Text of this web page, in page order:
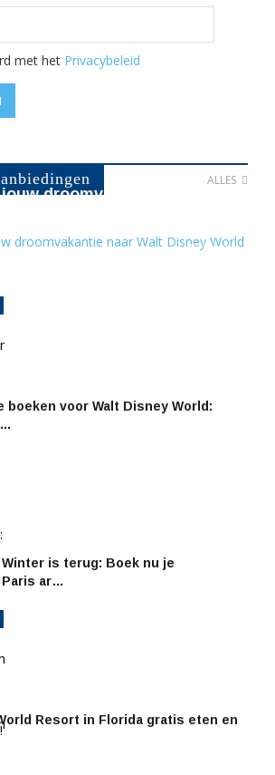
met het Privacybeleid
droomvakantie naar
1141
boeken voor Walt Disney World:
Winter is terug: Boek nu je
ar…
Resort in Florida gratis eten en
ALLES